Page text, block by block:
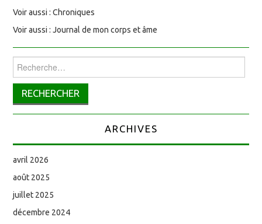
Voir aussi : Chroniques
Voir aussi : Journal de mon corps et âme
Rechercher :
ARCHIVES
avril 2026
août 2025
juillet 2025
décembre 2024